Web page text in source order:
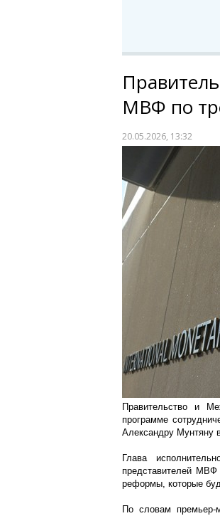
МВФ по
20.05.2026, 13:32
Правительство и
программе
Александру Мунтяну
Глава
представителей МВФ
реформы, которые
По словам